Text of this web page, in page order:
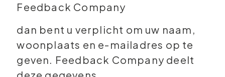
Feedback Company
dan bent u verplicht om uw naam,
woonplaats en e-mailadres op te
geven. Feedback Company deelt